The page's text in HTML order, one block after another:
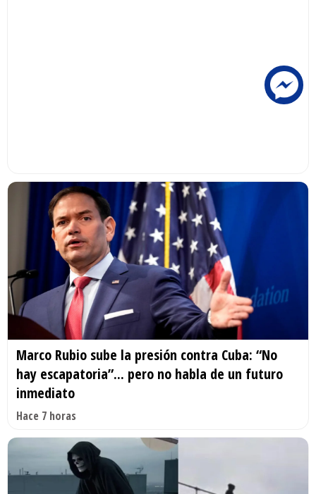
Marco Rubio sube la presión contra Cuba: “No
hay escapatoria”... pero no habla de un futuro
inmediato
Hace 7 horas